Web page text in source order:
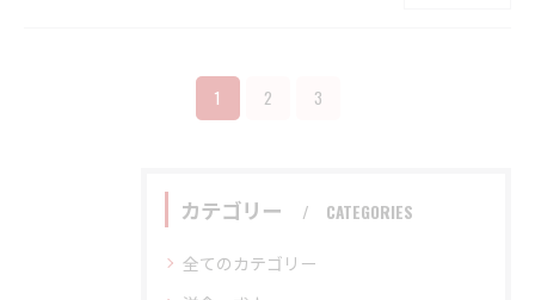
1 2 3
カテゴリー CATEGORIES
全てのカテゴリー